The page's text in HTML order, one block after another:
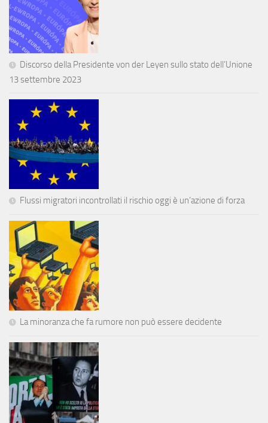
Discorso della Presidente von der Leyen sullo stato dell’Unione
13 settembre 2023
Flussi migratori incontrollati il rischio oggi è un’azione di forza
La minoranza che fa rumore non può essere decidente